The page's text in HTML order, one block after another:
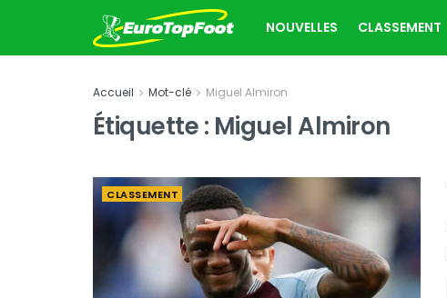
NOUVELLES CLASSEMENT
Accueil Mot-clé Miguel Almiron
Étiquette : Miguel Almiron
CLASSEMENT